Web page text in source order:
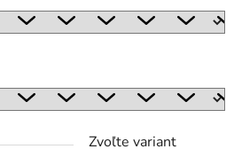
Zvoľte variant